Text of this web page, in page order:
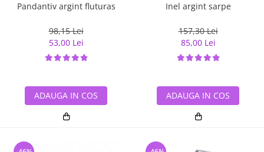
Pandantiv argint fluturas
98,15 Lei
53,00 Lei
ADAUGA IN COS
Inel argint sarpe
157,30 Lei
85,00 Lei
ADAUGA IN COS